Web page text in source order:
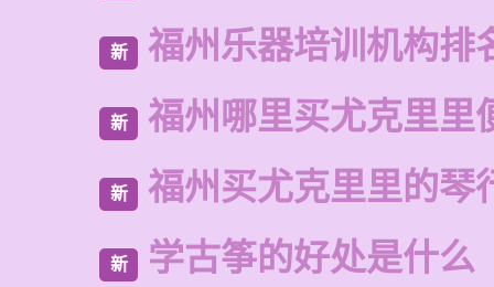
新 福州乐器培训机构排
新 福州哪里买尤克里里
新 福州买尤克里里的琴
新 学古筝的好处是什么